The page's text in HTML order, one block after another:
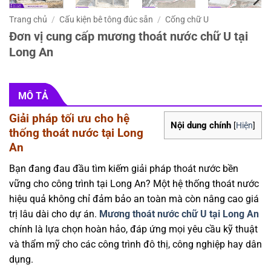
Trang chủ / Cấu kiện bê tông đúc sẵn / Cống chữ U
Đơn vị cung cấp mương thoát nước chữ U tại
Long An
MÔ TẢ
Nội dung chính [Hiện]
Giải pháp tối ưu cho hệ
thống thoát nước tại Long
An
Bạn đang đau đầu tìm kiếm giải pháp thoát nước bền
vững cho công trình tại Long An? Một hệ thống thoát nước
hiệu quả không chỉ đảm bảo an toàn mà còn nâng cao giá
trị lâu dài cho dự án. Mương thoát nước chữ U tại Long An
chính là lựa chọn hoàn hảo, đáp ứng mọi yêu cầu kỹ thuật
và thẩm mỹ cho các công trình đô thị, công nghiệp hay dân
dụng.